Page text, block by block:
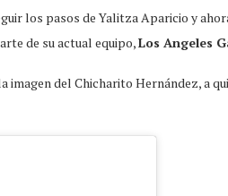
los pasos de Yalitza Aparicio y
de su actual equipo,Los Angeles
imagen del Chicharito Hernández, a